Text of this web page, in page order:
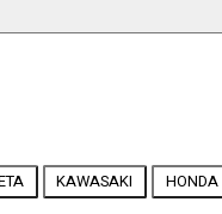
HONDA
KAWASAKI